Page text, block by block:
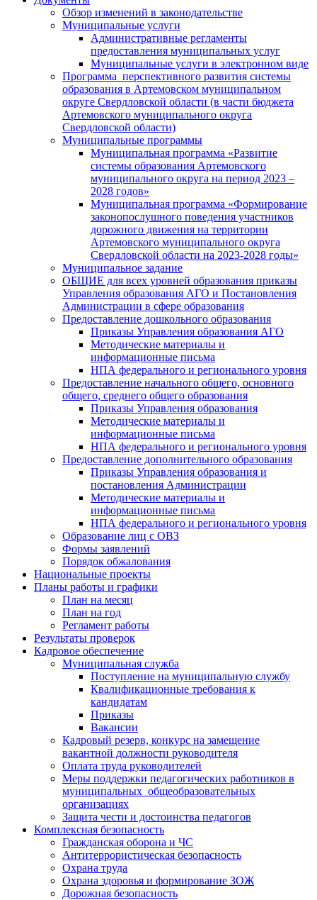
Обзор изменений в законодательстве
Муниципальные услуги
Административные регламенты
предоставления муниципальных услуг
Муниципальные услуги в электронном виде
Программа перспективного развития системы
образования в Артемовском муниципальном
округе Свердловской области (в части бюджета
Артемовского муниципального округа
Свердловской области)
Муниципальные программы
Муниципальная программа «Развитие
системы образования Артемовского
муниципального округа на период 2023 –
2028 годов»
Муниципальная программа «Формирование
законопослушного поведения участников
дорожного движения на территории
Артемовского муниципального округа
Свердловской области на 2023-2028 годы»
Муниципальное задание
ОБЩИЕ для всех уровней образования приказы
Управления образования АГО и Постановления
Администрации в сфере образования
Предоставление дошкольного образования
Приказы Управления образования АГО
Методические материалы и
информационные письма
НПА федерального и регионального уровня
Предоставление начального общего, основного
общего, среднего общего образования
Приказы Управления образования
Методические материалы и
информационные письма
НПА федерального и регионального уровня
Предоставление дополнительного образования
Приказы Управления образования и
постановления Администрации
Методические материалы и
информационные письма
НПА федерального и регионального уровня
Образование лиц с ОВЗ
Формы заявлений
Порядок обжалования
Национальные проекты
Планы работы и графики
План на месяц
План на год
Регламент работы
Результаты проверок
Кадровое обеспечение
Муниципальная служба
Поступление на муниципальную службу
Квалификационные требования к
кандидатам
Приказы
Вакансии
Кадровый резерв, конкурс на замещение
вакантной должности руководителя
Оплата труда руководителей
Меры поддержки педагогических работников в
муниципальных общеобразовательных
организациях
Защита чести и достоинства педагогов
Комплексная безопасность
Гражданская оборона и ЧС
Антитеррористическая безопасность
Охрана труда
Охрана здоровья и формирование ЗОЖ
Дорожная безопасность